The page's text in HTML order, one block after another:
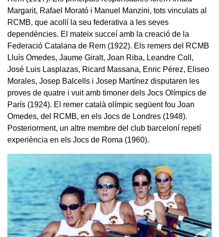
Margarit, Rafael Morató i Manuel Manzini, tots vinculats al
RCMB, que acollí la seu federativa a les seves
dependències. El mateix succeí amb la creació de la
Federació Catalana de Rem (1922). Els remers del RCMB
Lluís Omedes, Jaume Giralt, Joan Riba, Leandre Coll,
José Luis Lasplazas, Ricard Massana, Enric Pérez, Eliseo
Morales, Josep Balcells i Josep Martínez disputaren les
proves de quatre i vuit amb timoner dels Jocs Olímpics de
París (1924). El remer català olímpic següent fou Joan
Omedes, del RCMB, en els Jocs de Londres (1948).
Posteriorment, un altre membre del club barceloní repetí
experiència en els Jocs de Roma (1960).